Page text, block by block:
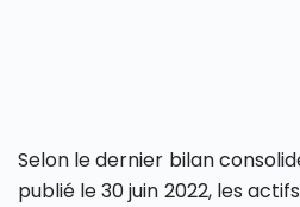
Selon le dernier bilan
publié le 30 juin 2022, les